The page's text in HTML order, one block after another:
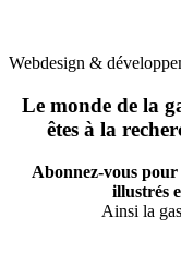
Webdesign &
Le monde de la
êtes à la
Abonnez-vous
illustrés
Ainsi la